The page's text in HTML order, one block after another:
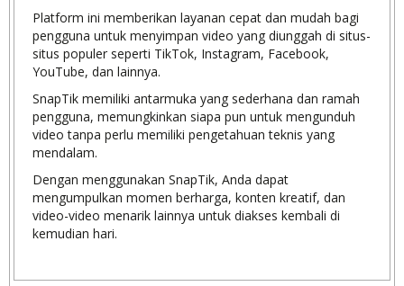
Platform ini memberikan layanan cepat dan mudah bagi
pengguna untuk menyimpan video yang diunggah di situs-
situs populer seperti TikTok, Instagram, Facebook,
YouTube, dan lainnya.
SnapTik memiliki antarmuka yang sederhana dan ramah
pengguna, memungkinkan siapa pun untuk mengunduh
video tanpa perlu memiliki pengetahuan teknis yang
mendalam.
Dengan menggunakan SnapTik, Anda dapat
mengumpulkan momen berharga, konten kreatif, dan
video-video menarik lainnya untuk diakses kembali di
kemudian hari.